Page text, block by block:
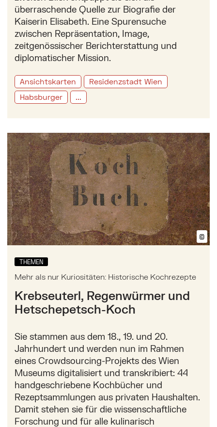
überraschende Quelle zur Biografie der
Kaiserin Elisabeth. Eine Spurensuche
zwischen Repräsentation, Image,
zeitgenössischer Berichterstattung und
diplomatischer Mission.
Ansichtskarten
Residenzstadt Wien
Habsburger
©
THEMEN
Mehr als nur Kuriositäten: Historische Kochrezepte
Krebseuterl, Regenwürmer und
Hetschepetsch-Koch
Sie stammen aus dem 18., 19. und 20.
Jahrhundert und werden nun im Rahmen
eines Crowdsourcing-Projekts des Wien
Museums digitalisiert und transkribiert: 44
handgeschriebene Kochbücher und
Rezeptsammlungen aus privaten Haushalten.
Damit stehen sie für die wissenschaftliche
Forschung und für alle kulinarisch
Mehr zu: Mehr als nur Kuriositäten: Historische